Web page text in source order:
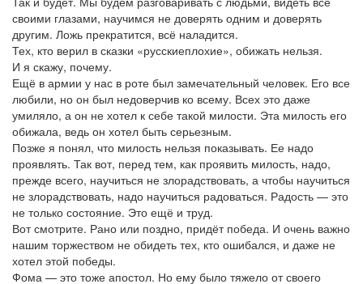
своими глазами, научимся не доверять одним и доверять
другим. Ложь прекратится, всё наладится.
Тех, кто верил в сказки «русскиеплохие», обижать нельзя.
И я скажу, почему.
Ещё в армии у нас в роте был замечательный человек. Его все
любили, но он был недоверчив ко всему. Всех это даже
умиляло, а он не хотел к себе такой милости. Эта милость его
обижала, ведь он хотел быть серьезным.
Позже я понял, что милость нельзя показывать. Ее надо
проявлять. Так вот, перед тем, как проявить милость, надо,
прежде всего, научиться не злорадствовать, а чтобы научиться
не злорадствовать, надо научиться радоваться. Радость — это
не только состояние. Это ещё и труд.
Вот смотрите. Рано или поздно, придёт победа. И очень важно
нашим торжеством не обидеть тех, кто ошибался, и даже не
хотел этой победы.
Фома — это тоже апостол. Но ему было тяжело от своего